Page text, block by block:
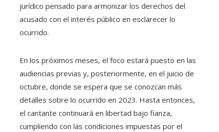
jurídico pensado para armonizar los derechos del
acusado con el interés público en esclarecer lo
ocurrido.
En los próximos meses, el foco estará puesto en las
audiencias previas y, posteriormente, en el juicio de
octubre, donde se espera que se conozcan más
detalles sobre lo ocurrido en 2023. Hasta entonces,
el cantante continuará en libertad bajo fianza,
cumpliendo con las condiciones impuestas por el